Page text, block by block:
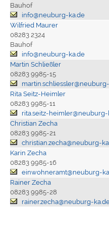
Bauhof
info@neuburg-ka.de
Wilfried Maurer
08283 2324
Bauhof
info@neuburg-ka.de
Martin Schließler
08283 9985-15
Rita Seitz-Heimler
08283 9985-11
rita.seitz-heimler@neuburg-
Christian Zecha
08283 9985-21
christian.zecha@neuburg-
Karin Zecha
08283 9985-16
einwohneramt@neuburg-
Rainer Zecha
08283 9985-28
rainer.zecha@neuburg-